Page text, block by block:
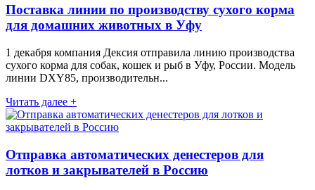
Поставка линии по производству сухого корма
для домашних животных в Уфу
1 декабря компания Дексия отправила линию производства
сухого корма для собак, кошек и рыб в Уфу, России. Модель
линии DXY85, производительн...
Читать далее +
Отправка автоматических денестеров для
лотков и закрывателей в Россию